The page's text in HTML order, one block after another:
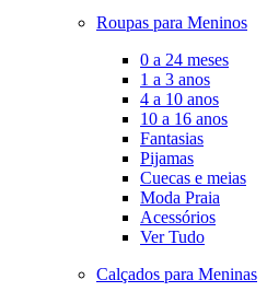
Roupas para Meninos
0 a 24 meses
1 a 3 anos
4 a 10 anos
10 a 16 anos
Fantasias
Pijamas
Cuecas e meias
Moda Praia
Acessórios
Ver Tudo
Calçados para Meninas